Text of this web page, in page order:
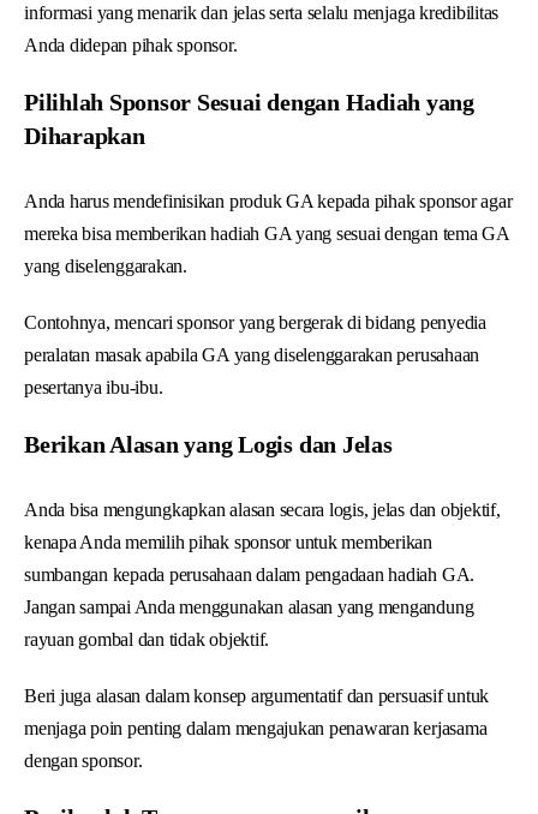
informasi yang menarik dan jelas serta selalu menjaga kredibilitas
Anda didepan pihak sponsor.
Pilihlah Sponsor Sesuai dengan Hadiah yang
Diharapkan
Anda harus mendefinisikan produk GA kepada pihak sponsor agar
mereka bisa memberikan hadiah GA yang sesuai dengan tema GA
yang diselenggarakan.
Contohnya, mencari sponsor yang bergerak di bidang penyedia
peralatan masak apabila GA yang diselenggarakan perusahaan
pesertanya ibu-ibu.
Berikan Alasan yang Logis dan Jelas
Anda bisa mengungkapkan alasan secara logis, jelas dan objektif,
kenapa Anda memilih pihak sponsor untuk memberikan
sumbangan kepada perusahaan dalam pengadaan hadiah GA.
Jangan sampai Anda menggunakan alasan yang mengandung
rayuan gombal dan tidak objektif.
Beri juga alasan dalam konsep argumentatif dan persuasif untuk
menjaga poin penting dalam mengajukan penawaran kerjasama
dengan sponsor.